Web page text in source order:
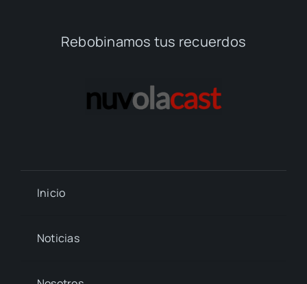
Rebobinamos tus recuerdos
Inicio
Noticias